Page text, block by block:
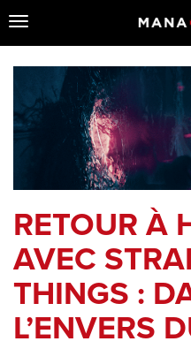
Toggle
navigation
RETOUR À
AVEC
THINGS :
L’ENVERS